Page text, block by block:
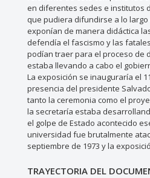
en diferentes sedes e institutos
que pudiera difundirse a lo largo
exponían de manera didáctica
defendía el fascismo y las
podían traer para el proceso de
estaba llevando a cabo el
La exposición se inauguraría el
presencia del presidente
tanto la ceremonia como el
la secretaría estaba
el golpe de Estado acontecido
universidad fue brutalmente
septiembre de 1973 y la
TRAYECTORIA DEL